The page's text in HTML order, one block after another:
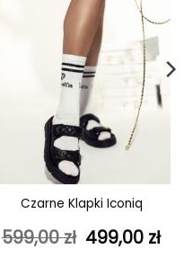
Czarne Klapki Iconiq
599,00zł Pierwotna
cena
499,00 zł